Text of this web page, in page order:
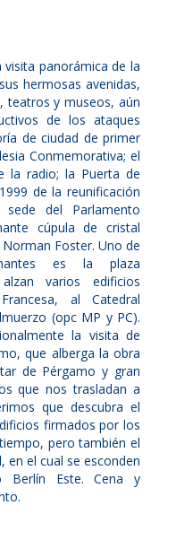
panorámica de la
hermosas avenidas,
teatros y museos, aún
de los ataques
de ciudad de primer
Conmemorativa; el
la radio; la Puerta de
de la reunificación
del Parlamento
cúpula de cristal
Foster. Uno de
es la plaza
varios edificios
al Catedral
(opc MP y PC).
la visita de
que alberga la obra
de Pérgamo y gran
que nos trasladan a
que descubra el
firmados por los
pero también el
en el cual se esconden
Berlín Este. Cena y